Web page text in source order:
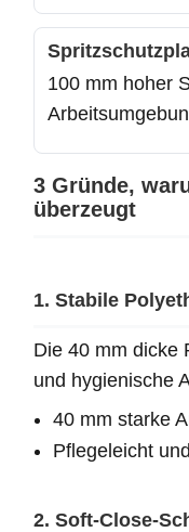
100 mm hoher
3 Gründe,
überzeugt
1. Stabile
Die 40 mm dicke
und hygienische
40 mm starke
Pflegeleicht
2. Soft-Close-